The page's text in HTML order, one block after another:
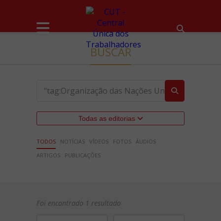
BUSCAR
Todas as editorias
TODOS NOTÍCIAS VÍDEOS FOTOS ÁUDIOS
ARTIGOS
PUBLICAÇÕES
Foi encontrado 1 resultado